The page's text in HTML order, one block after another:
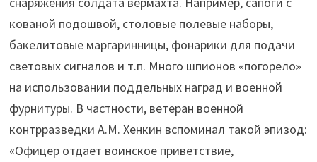
кованой подошвой, столовые полевые наборы,
бакелитовые маргаринницы, фонарики для подачи
световых сигналов и т.п. Много шпионов «погорело»
на использовании поддельных наград и военной
фурнитуры. В частности, ветеран военной
контрразведки А.М. Хенкин вспоминал такой эпизод:
«Офицер отдает воинское приветствие,